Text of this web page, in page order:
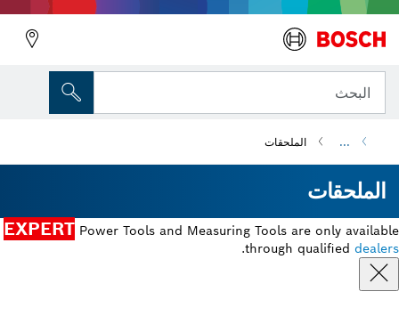
البحث
... الملحقات
الملحقات
EXPERT Power Tools and Measuring Tools are only available
through qualified dealers
.